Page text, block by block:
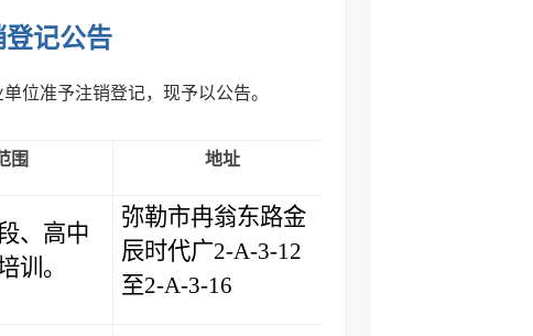
记公告
位准予注销登记，现予以公告。
围 地址
、高中
训。
弥勒市冉翁东路金
辰时代广2-A-3-12
至2-A-3-16